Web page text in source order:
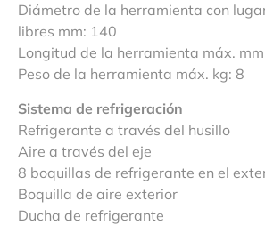
Diámetro de la herramienta con
libres mm: 140
Longitud de la herramienta máx.
Peso de la herramienta máx. kg: 8
Sistema de refrigeración
Refrigerante a través del husillo
Aire a través del eje
8 boquillas de refrigerante en el
Boquilla de aire exterior
Ducha de refrigerante